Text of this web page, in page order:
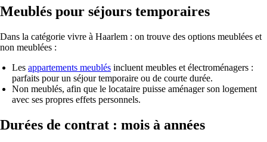
Meublés pour séjours temporaires
Dans la catégorie vivre à Haarlem : on trouve des options meublées et
non meublées :
Les appartements meublés incluent meubles et électroménagers :
parfaits pour un séjour temporaire ou de courte durée.
Non meublés, afin que le locataire puisse aménager son logement
avec ses propres effets personnels.
Durées de contrat : mois à années